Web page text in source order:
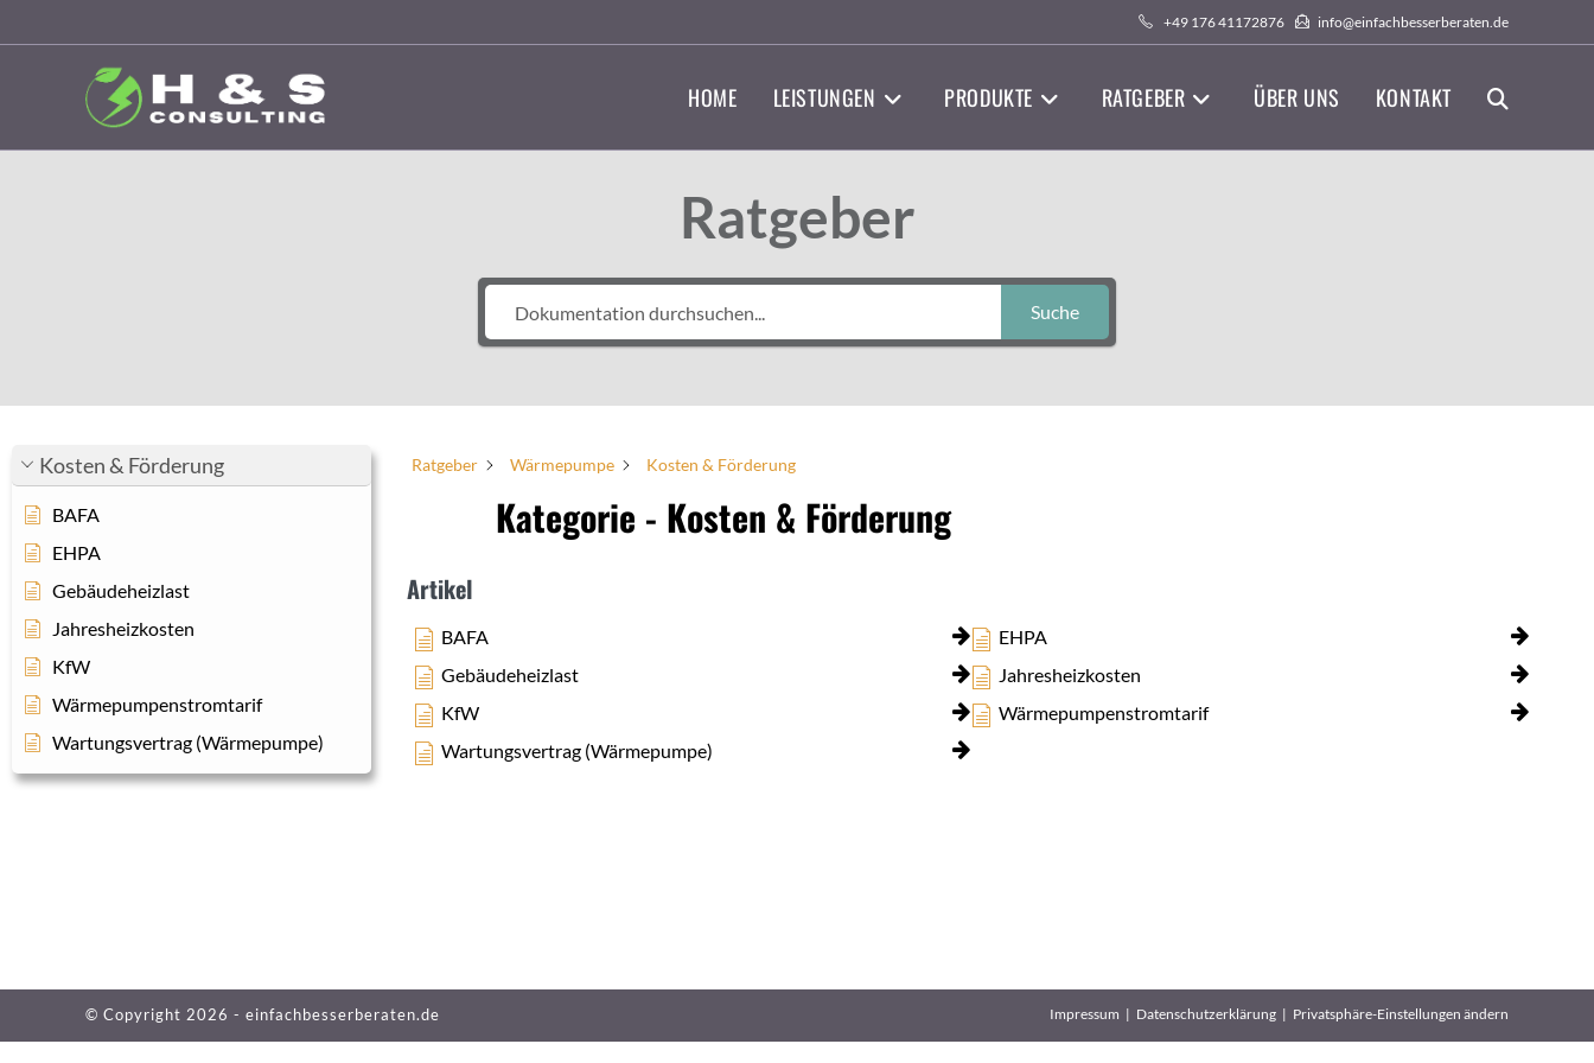
Inhalt
+49 176 41172876 info@einfachbesserberaten.de
HOME LEISTUNGEN PRODUKTE RATGEBER ÜBER UNS KONTAKT WEBSITE-
Ratgeber
Suche
Kosten & Förderung
BAFA
EHPA
Gebäudeheizlast
Jahresheizkosten
KfW
Wärmepumpenstromtarif
Wartungsvertrag (Wärmepumpe)
Ratgeber Wärmepumpe Kosten & Förderung
Kategorie - Kosten & Förderung
Artikel
BAFA
EHPA
Gebäudeheizlast
Jahresheizkosten
KfW
Wärmepumpenstromtarif
Wartungsvertrag (Wärmepumpe)
Impressum Datenschutzerklärung Privatsphäre-Einstellungen ändern
© Copyright 2026 - einfachbesserberaten.de